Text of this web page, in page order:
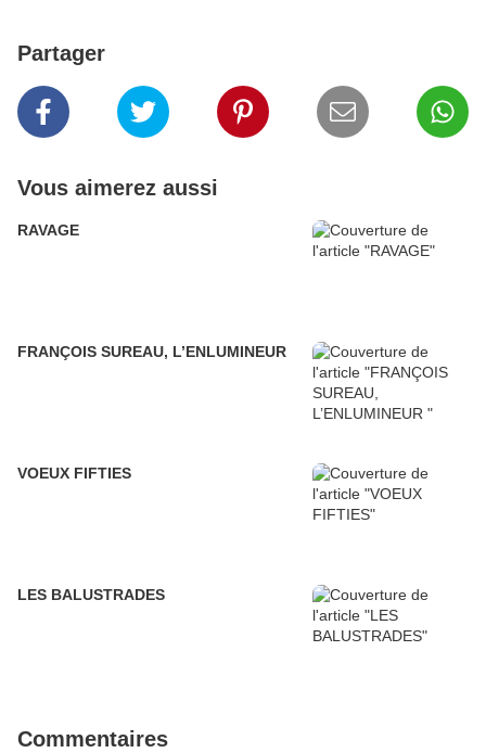
Partager
Vous aimerez aussi
RAVAGE
FRANÇOIS SUREAU, L’ENLUMINEUR
VOEUX FIFTIES
LES BALUSTRADES
Commentaires